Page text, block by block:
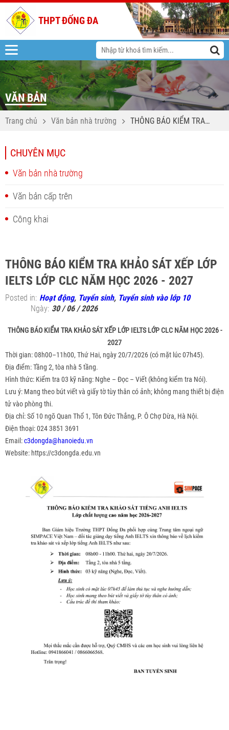
THPT ĐỐNG ĐA
VĂN BẢN
Trang chủ Văn bản nhà trường
THÔNG BÁO KIỂM TRA
CHUYÊN MỤC
Văn bản nhà trường
Văn bản cấp trên
Công khai
THÔNG BÁO KIỂM TRA KHẢO SÁT XẾP LỚP
IELTS LỚP CLC NĂM HỌC 2026 - 2027
Posted in: Hoạt động, Tuyển sinh, Tuyển sinh vào lớp 10
Ngày: 30 / 06 / 2026
THÔNG BÁO KIỂM TRA KHẢO SÁT XẾP LỚP IELTS LỚP CLC NĂM HỌC 2026 -
2027
Thời gian: 08h00–11h00, Thứ Hai, ngày 20/7/2026 (có mặt lúc 07h45).
Địa điểm: Tầng 2, tòa nhà 5 tầng.
Hình thức: Kiểm tra 03 kỹ năng: Nghe – Đọc – Viết (không kiểm tra Nói).
Lưu ý: Mang theo bút viết và giấy tờ tùy thân có ảnh; không mang thiết bị điện
tử vào phòng thi.
Địa chỉ: Số 10 ngõ Quan Thổ 1, Tôn Đức Thắng, P. Ô Chợ Dừa, Hà Nội.
Điện thoại: 024 3851 3691
Email:c3dongda@hanoiedu.vn
Website: https://c3dongda.edu.vn